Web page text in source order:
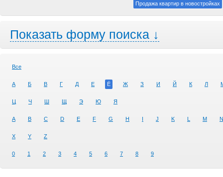
Продажа квартир в новостройках
Показать форму поиска ↓
Все
А Б В Г Д Е Ё Ж З И Й К Л
Ц Ч Ш Щ Э Ю Я
A B C D E F G H I J K L M N
X Y Z
0 1 2 3 4 5 6 7 8 9